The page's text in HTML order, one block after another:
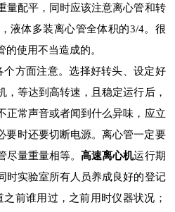
量配平，同时应该注意离心管和转
液体多装离心管全体积的3/4。很
使用不当造成的。
方面注意。选择好转头、设定好
，等达到高转速，且稳定运行后，
正常声音或者闻到什么异味，应立
要时还要切断电源。离心管一定要
尽量重量相等。高速离心机运行期
时实验室所有人员养成良好的登记
前谁用过，之前用时仪器状况；